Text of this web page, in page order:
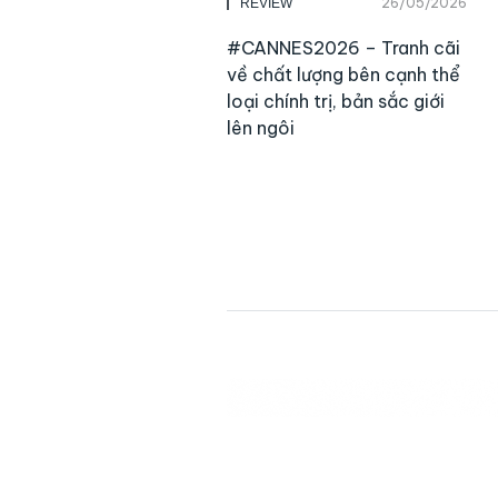
#CANNES2026 – Tranh cãi
về chất lượng bên cạnh thể
loại chính trị, bản sắc giới
lên ngôi